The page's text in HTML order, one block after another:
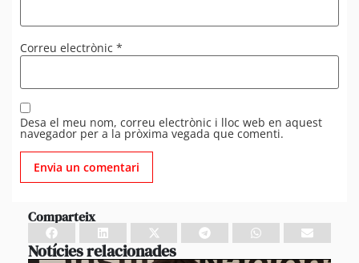
Correu electrònic *
Desa el meu nom, correu electrònic i lloc web en aquest
navegador per a la pròxima vegada que comenti.
Comparteix
Notícies relacionades